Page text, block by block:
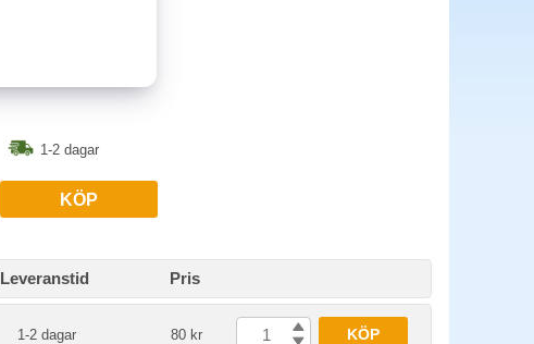
1-2 dagar
KÖP
Leveranstid Pris
1-2 dagar 80 kr KÖP